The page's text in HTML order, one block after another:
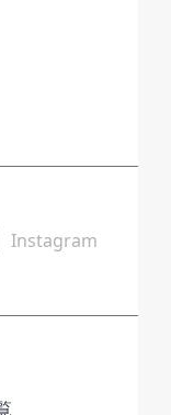
Instagram